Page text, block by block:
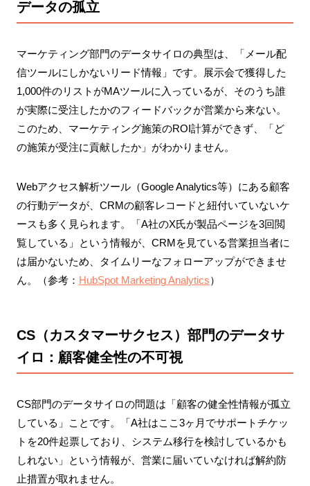
データの孤立
マーケティング部門のデータサイロの典型は、「メール配
信ツールにしかないリード情報」です。展示会で獲得した
1,000件のリストがMAツールに入っているが、そのうち誰
が実際に受注したかのフィードバックが営業から来ない。
このため、マーケティング施策のROI計算ができず、「ど
の施策が受注に貢献したか」がわかりません。
Webアクセス解析ツール（Google Analytics等）にある顧客
の行動データが、CRMの顧客レコードと紐付いていないケ
ースも多く見られます。「A社のX氏が製品ページを3回閲
覧している」という情報が、CRMを見ている営業担当者に
は届かないため、タイムリーなフォローアップができませ
ん。（参考： HubSpot Marketing Analytics）
CS（カスタマーサクセス）部門のデータサ
イロ：顧客健全性の不可視
CS部門のデータサイロの問題は「顧客の健全性情報が孤立
している」ことです。「A社はここ3ヶ月でサポートチケッ
トを20件起票しており、システム移行を検討しているかも
しれない」という情報が、営業に届いていなければ解約防
止措置が取れません。